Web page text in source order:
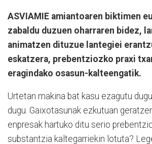
ASVIAMIE amiantoaren biktimen
zabaldu duzuen oharraren bidez,
animatzen dituzue lantegiei
eskatzera, prebentziozko praxi
eragindako osasun-kalteengatik.
Urtetan makina bat kasu ezagutu
dugu. Gaixotasunak ezkutuan
enpresak hartuko ditu serio
substantzia kaltegarriekin lotuta?